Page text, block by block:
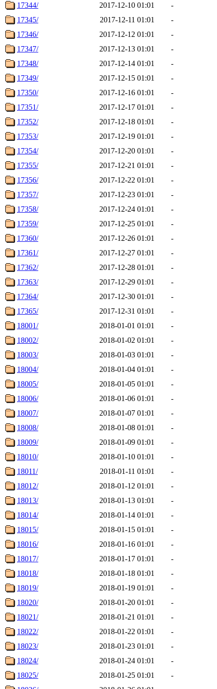
17344/
2017-12-10 01:01
-
17345/
2017-12-11 01:01
-
17346/
2017-12-12 01:01
-
17347/
2017-12-13 01:01
-
17348/
2017-12-14 01:01
-
17349/
2017-12-15 01:01
-
17350/
2017-12-16 01:01
-
17351/
2017-12-17 01:01
-
17352/
2017-12-18 01:01
-
17353/
2017-12-19 01:01
-
17354/
2017-12-20 01:01
-
17355/
2017-12-21 01:01
-
17356/
2017-12-22 01:01
-
17357/
2017-12-23 01:01
-
17358/
2017-12-24 01:01
-
17359/
2017-12-25 01:01
-
17360/
2017-12-26 01:01
-
17361/
2017-12-27 01:01
-
17362/
2017-12-28 01:01
-
17363/
2017-12-29 01:01
-
17364/
2017-12-30 01:01
-
17365/
2017-12-31 01:01
-
18001/
2018-01-01 01:01
-
18002/
2018-01-02 01:01
-
18003/
2018-01-03 01:01
-
18004/
2018-01-04 01:01
-
18005/
2018-01-05 01:01
-
18006/
2018-01-06 01:01
-
18007/
2018-01-07 01:01
-
18008/
2018-01-08 01:01
-
18009/
2018-01-09 01:01
-
18010/
2018-01-10 01:01
-
18011/
2018-01-11 01:01
-
18012/
2018-01-12 01:01
-
18013/
2018-01-13 01:01
-
18014/
2018-01-14 01:01
-
18015/
2018-01-15 01:01
-
18016/
2018-01-16 01:01
-
18017/
2018-01-17 01:01
-
18018/
2018-01-18 01:01
-
18019/
2018-01-19 01:01
-
18020/
2018-01-20 01:01
-
18021/
2018-01-21 01:01
-
18022/
2018-01-22 01:01
-
18023/
2018-01-23 01:01
-
18024/
2018-01-24 01:01
-
18025/
2018-01-25 01:01
-